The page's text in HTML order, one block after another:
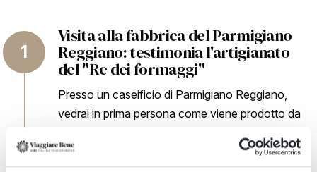
Visita alla fabbrica del Parmigiano
Reggiano: testimonia l'artigianato
del "Re dei formaggi"
Presso un caseificio di Parmigiano Reggiano,
vedrai in prima persona come viene prodotto da
dai casari locali, i visitatori vengono